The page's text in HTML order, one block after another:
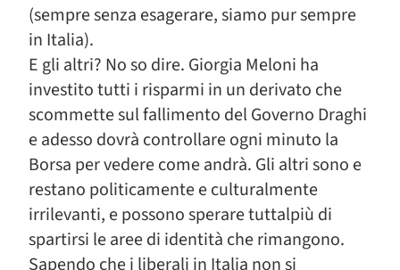
(sempre senza esagerare, siamo pur sempre
in Italia).
E gli altri? No so dire. Giorgia Meloni ha
investito tutti i risparmi in un derivato che
scommette sul fallimento del Governo Draghi
e adesso dovrà controllare ogni minuto la
Borsa per vedere come andrà. Gli altri sono e
restano politicamente e culturalmente
irrilevanti, e possono sperare tuttalpiù di
spartirsi le aree di identità che rimangono.
Sapendo che i liberali in Italia non si